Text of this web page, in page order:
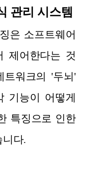
관리 시스템
은 소프트웨어
제어한다는 것
트워크의 '두뇌'
기능이 어떻게
특징으로 인한
다.